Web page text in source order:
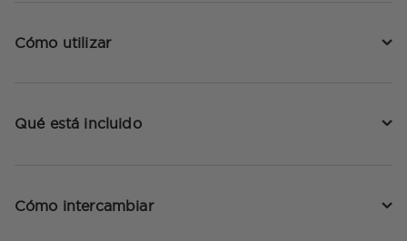
Cómo utilizar
Qué está incluido
Cómo intercambiar